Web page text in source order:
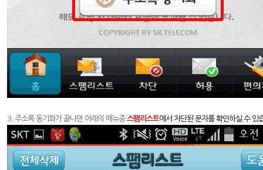
3. 주소록 동기화가 끝나면 아래의 메뉴증스팸리스트에서 차단된 문자를 확인하실 수 있